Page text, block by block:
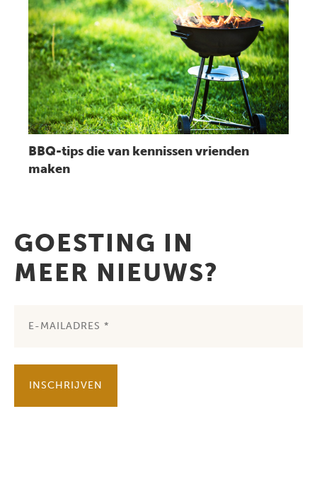
Lees bericht
BBQ-tips die van kennissen vrienden
maken
GOESTING IN
MEER NIEUWS?
INSCHRIJVEN